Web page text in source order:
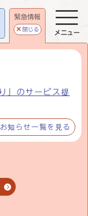
緊急情報
閉じる
」のサービス提
知らせ一覧を見る
メニュー